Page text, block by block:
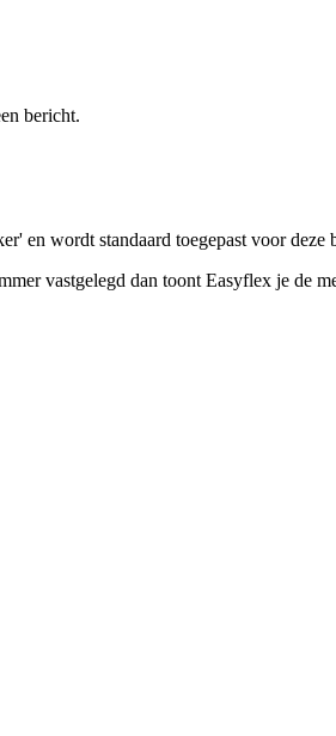
bericht.
en wordt standaard toegepast voor deze
vastgelegd dan toont Easyflex je de